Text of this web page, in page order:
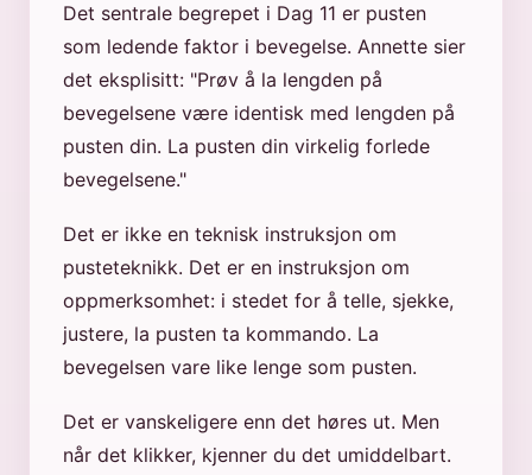
Det sentrale begrepet i Dag 11 er pusten
som ledende faktor i bevegelse. Annette sier
det eksplisitt: "Prøv å la lengden på
bevegelsene være identisk med lengden på
pusten din. La pusten din virkelig forlede
bevegelsene."
Det er ikke en teknisk instruksjon om
pusteteknikk. Det er en instruksjon om
oppmerksomhet: i stedet for å telle, sjekke,
justere, la pusten ta kommando. La
bevegelsen vare like lenge som pusten.
Det er vanskeligere enn det høres ut. Men
når det klikker, kjenner du det umiddelbart.